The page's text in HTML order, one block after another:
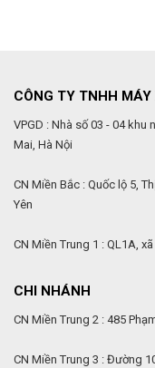
CÔNG TY TNHH
VPGD : Nhà số 03 - 04
Mai, Hà Nội
CN Miền Bắc : Quốc lộ 5,
Yên
CN Miền Trung 1 : QL1A,
CHI NHÁNH
CN Miền Trung 2 : 485
CN Miền Trung 3 : Đường